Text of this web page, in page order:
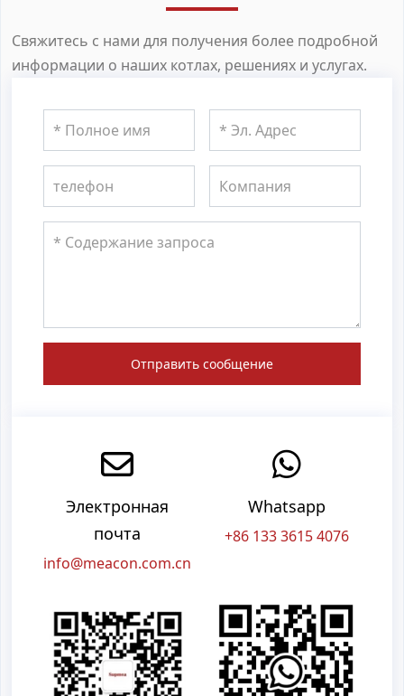
Свяжитесь с нами для получения более подробной
информации о наших котлах, решениях и услугах.
Отправить сообщение
Электронная
почта
info@meacon.com.cn
Whatsapp
+86 133 3615 4076